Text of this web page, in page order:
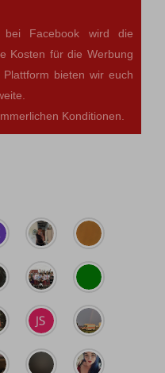
Facebook wird die
Kosten für die Werbung
bieten wir euch
Konditionen.